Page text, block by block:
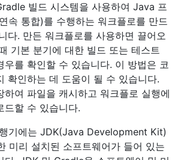
빌드 시스템을 사용하여 Java 프
속 통합)를 수행하는 워크플로를 만드
다. 만든 워크플로를 사용하면 끌어오
기본 분기에 대한 빌드 또는 테스트
우를 확인할 수 있습니다. 이 방법은 코
확인하는 데 도움이 될 수 있습니다.
하여 파일을 캐시하고 워크플로 실행에
드할 수 있습니다.
기에는 JDK(Java Development Kit)
미리 설치된 소프트웨어가 들어 있는